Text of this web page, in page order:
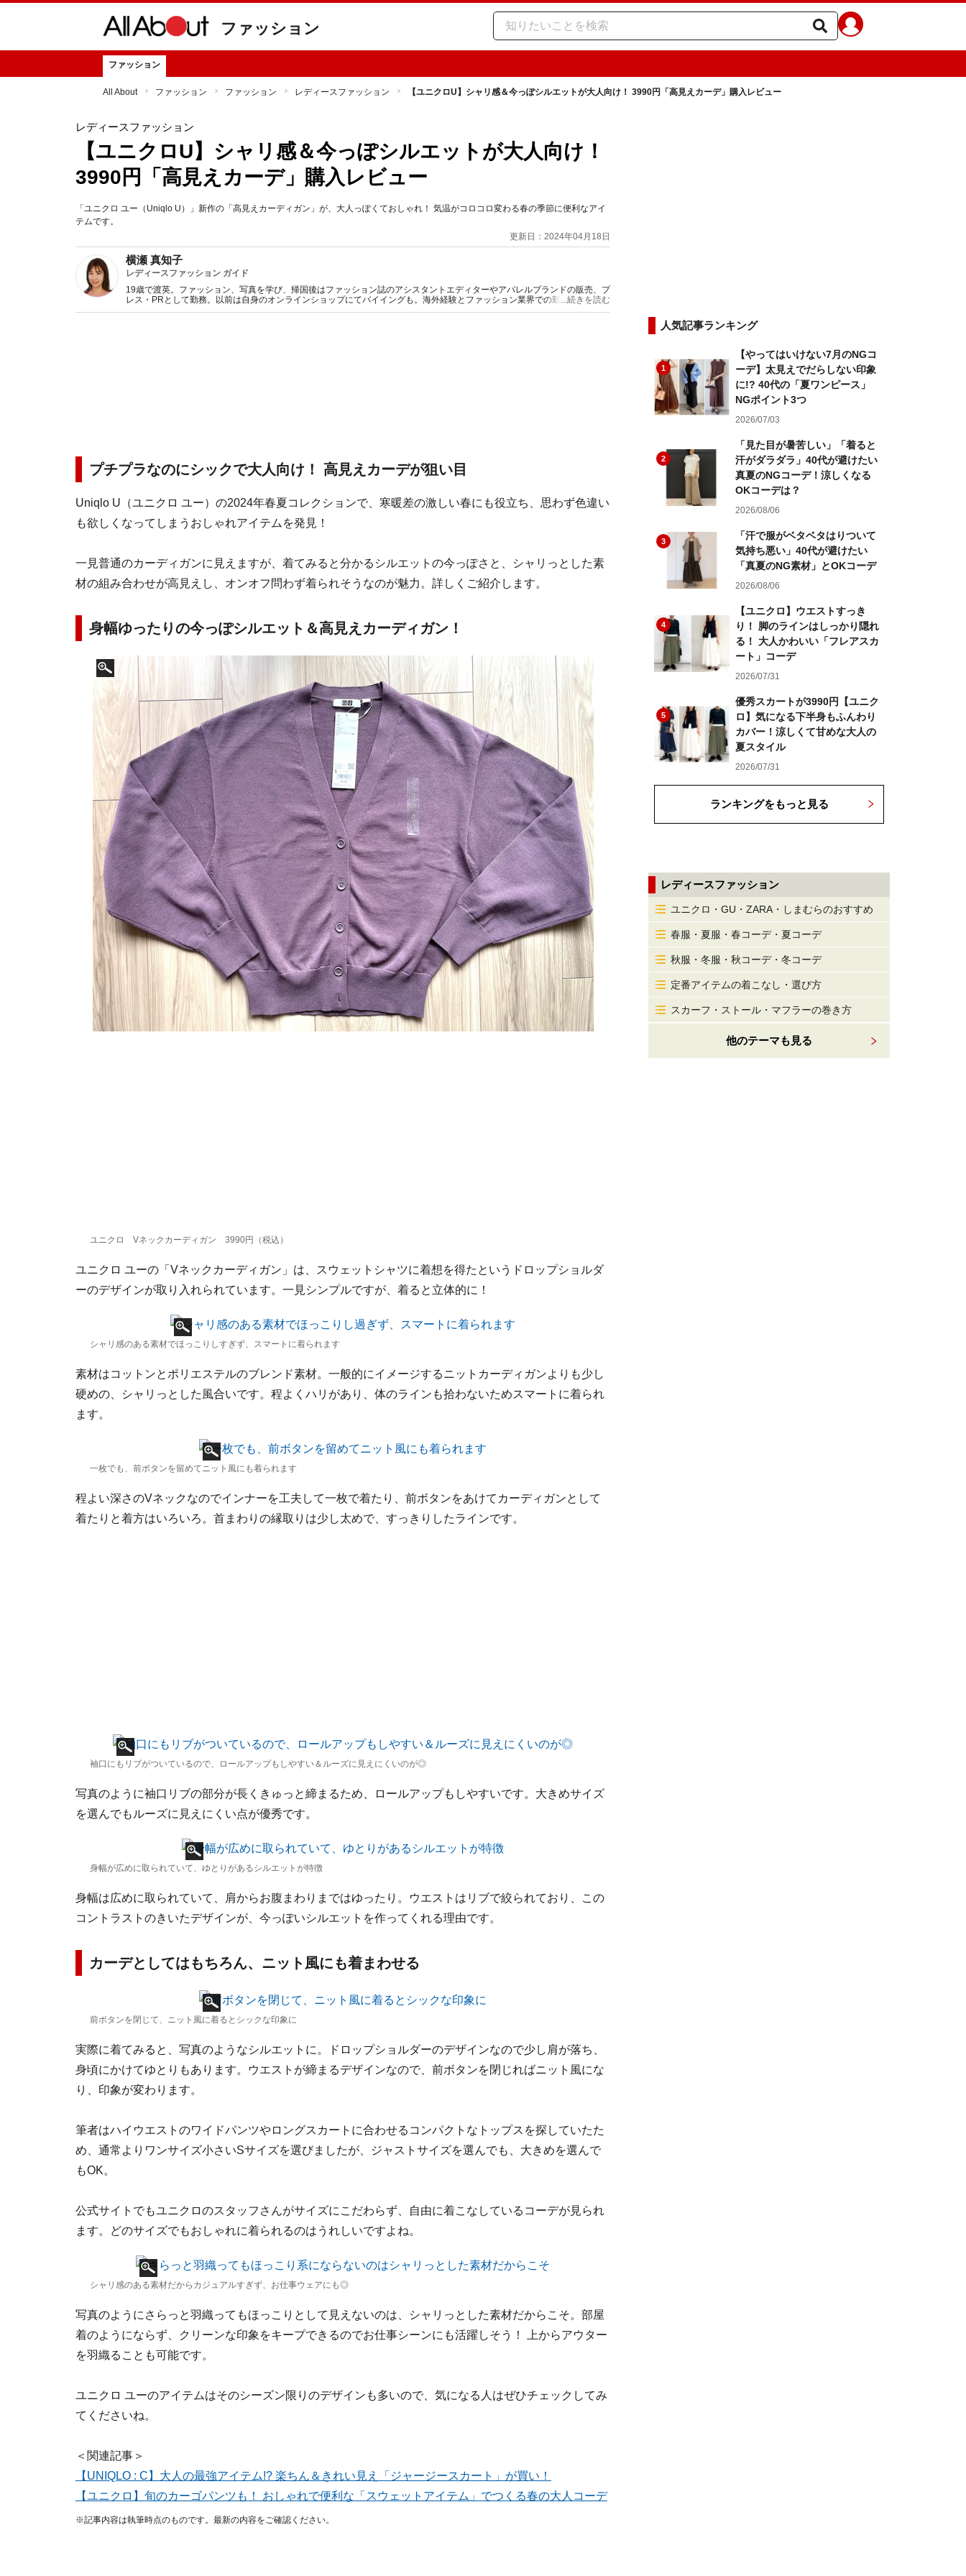
ファッション
ファッション
All About ファッション ファッション レディースファッション 【ユニクロU】シャリ感＆今っぽシルエットが大人向け！ 3990円「高見えカーデ」購入レビュー
レディースファッション
【ユニクロU】シャリ感＆今っぽシルエットが大人向け！
3990円「高見えカーデ」購入レビュー
「ユニクロ ユー（Uniqlo U）」新作の「高見えカーディガン」が、大人っぽくておしゃれ！ 気温がコロコロ変わる春の季節に便利なアイ
テムです。
更新日：2024年04月18日
横瀬 真知子
レディースファッション ガイド
19歳で渡英。ファッション、写真を学び、帰国後はファッション誌のアシスタントエディターやアパレルブランドの販売、プ
レス・PRとして勤務。以前は自身のオンラインショップにてバイイングも。海外経験とファッション業界での勤務経験から
得た知識をもとに、フレッシュなファッション情報をご提供します。
...続きを読む
プチプラなのにシックで大人向け！ 高見えカーデが狙い目
Uniqlo U（ユニクロ ユー）の2024年春夏コレクションで、寒暖差の激しい春にも役立ち、思わず色違い
も欲しくなってしまうおしゃれアイテムを発見！
一見普通のカーディガンに見えますが、着てみると分かるシルエットの今っぽさと、シャリっとした素
材の組み合わせが高見えし、オンオフ問わず着られそうなのが魅力。詳しくご紹介します。
身幅ゆったりの今っぽシルエット＆高見えカーディガン！
ユニクロ Vネックカーディガン 3990円（税込）
ユニクロ ユーの「Vネックカーディガン」は、スウェットシャツに着想を得たというドロップショルダ
ーのデザインが取り入れられています。一見シンプルですが、着ると立体的に！
シャリ感のある素材でほっこりしすぎず、スマートに着られます
素材はコットンとポリエステルのブレンド素材。一般的にイメージするニットカーディガンよりも少し
硬めの、シャリっとした風合いです。程よくハリがあり、体のラインも拾わないためスマートに着られ
ます。
一枚でも、前ボタンを留めてニット風にも着られます
程よい深さのVネックなのでインナーを工夫して一枚で着たり、前ボタンをあけてカーディガンとして
着たりと着方はいろいろ。首まわりの縁取りは少し太めで、すっきりしたラインです。
袖口にもリブがついているので、ロールアップもしやすい＆ルーズに見えにくいのが◎
写真のように袖口リブの部分が長くきゅっと締まるため、ロールアップもしやすいです。大きめサイズ
を選んでもルーズに見えにくい点が優秀です。
身幅が広めに取られていて、ゆとりがあるシルエットが特徴
身幅は広めに取られていて、肩からお腹まわりまではゆったり。ウエストはリブで絞られており、この
コントラストのきいたデザインが、今っぽいシルエットを作ってくれる理由です。
カーデとしてはもちろん、ニット風にも着まわせる
前ボタンを閉じて、ニット風に着るとシックな印象に
実際に着てみると、写真のようなシルエットに。ドロップショルダーのデザインなので少し肩が落ち、
身頃にかけてゆとりもあります。ウエストが締まるデザインなので、前ボタンを閉じればニット風にな
り、印象が変わります。
筆者はハイウエストのワイドパンツやロングスカートに合わせるコンパクトなトップスを探していたた
め、通常よりワンサイズ小さいSサイズを選びましたが、ジャストサイズを選んでも、大きめを選んで
もOK。
公式サイトでもユニクロのスタッフさんがサイズにこだわらず、自由に着こなしているコーデが見られ
ます。どのサイズでもおしゃれに着られるのはうれしいですよね。
シャリ感のある素材だからカジュアルすぎず、お仕事ウェアにも◎
写真のようにさらっと羽織ってもほっこりとして見えないのは、シャリっとした素材だからこそ。部屋
着のようにならず、クリーンな印象をキープできるのでお仕事シーンにも活躍しそう！ 上からアウター
を羽織ることも可能です。
ユニクロ ユーのアイテムはそのシーズン限りのデザインも多いので、気になる人はぜひチェックしてみ
てくださいね。
＜関連記事＞
【UNIQLO : C】大人の最強アイテム!? 楽ちん＆きれい見え「ジャージースカート」が買い！
【ユニクロ】旬のカーゴパンツも！ おしゃれで便利な「スウェットアイテム」でつくる春の大人コーデ
※記事内容は執筆時点のものです。最新の内容をご確認ください。
人気記事ランキング
1
【やってはいけない7月のNGコ
ーデ】太見えでだらしない印象
に!? 40代の「夏ワンピース」
NGポイント3つ
2026/07/03
2
「見た目が暑苦しい」「着ると
汗がダラダラ」40代が避けたい
真夏のNGコーデ！涼しくなる
OKコーデは？
2026/08/06
3
「汗で服がベタベタはりついて
気持ち悪い」40代が避けたい
「真夏のNG素材」とOKコーデ
2026/08/06
4
【ユニクロ】ウエストすっき
り！ 脚のラインはしっかり隠れ
る！ 大人かわいい「フレアスカ
ート」コーデ
2026/07/31
5
優秀スカートが3990円【ユニク
ロ】気になる下半身もふんわり
カバー！涼しくて甘めな大人の
夏スタイル
2026/07/31
ランキングをもっと見る
レディースファッション
ユニクロ・GU・ZARA・しまむらのおすすめ
春服・夏服・春コーデ・夏コーデ
秋服・冬服・秋コーデ・冬コーデ
定番アイテムの着こなし・選び方
スカーフ・ストール・マフラーの巻き方
他のテーマも見る